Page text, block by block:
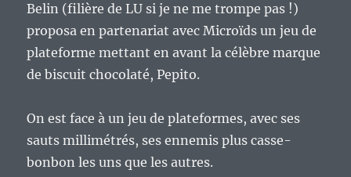
Belin (filière de LU si je ne me trompe pas !)
proposa en partenariat avec Microïds un jeu de
plateforme mettant en avant la célèbre marque
de biscuit chocolaté, Pepito.
On est face à un jeu de plateformes, avec ses
sauts millimétrés, ses ennemis plus casse-
bonbon les uns que les autres.